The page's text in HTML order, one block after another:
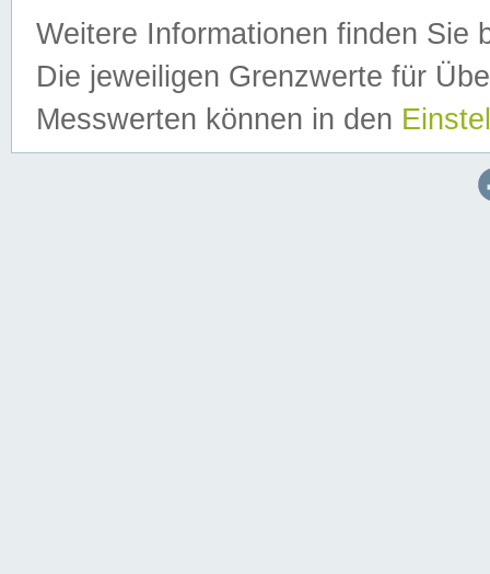
Weitere Informationen finden Sie
Die jeweiligen Grenzwerte für
Messwerten können in den